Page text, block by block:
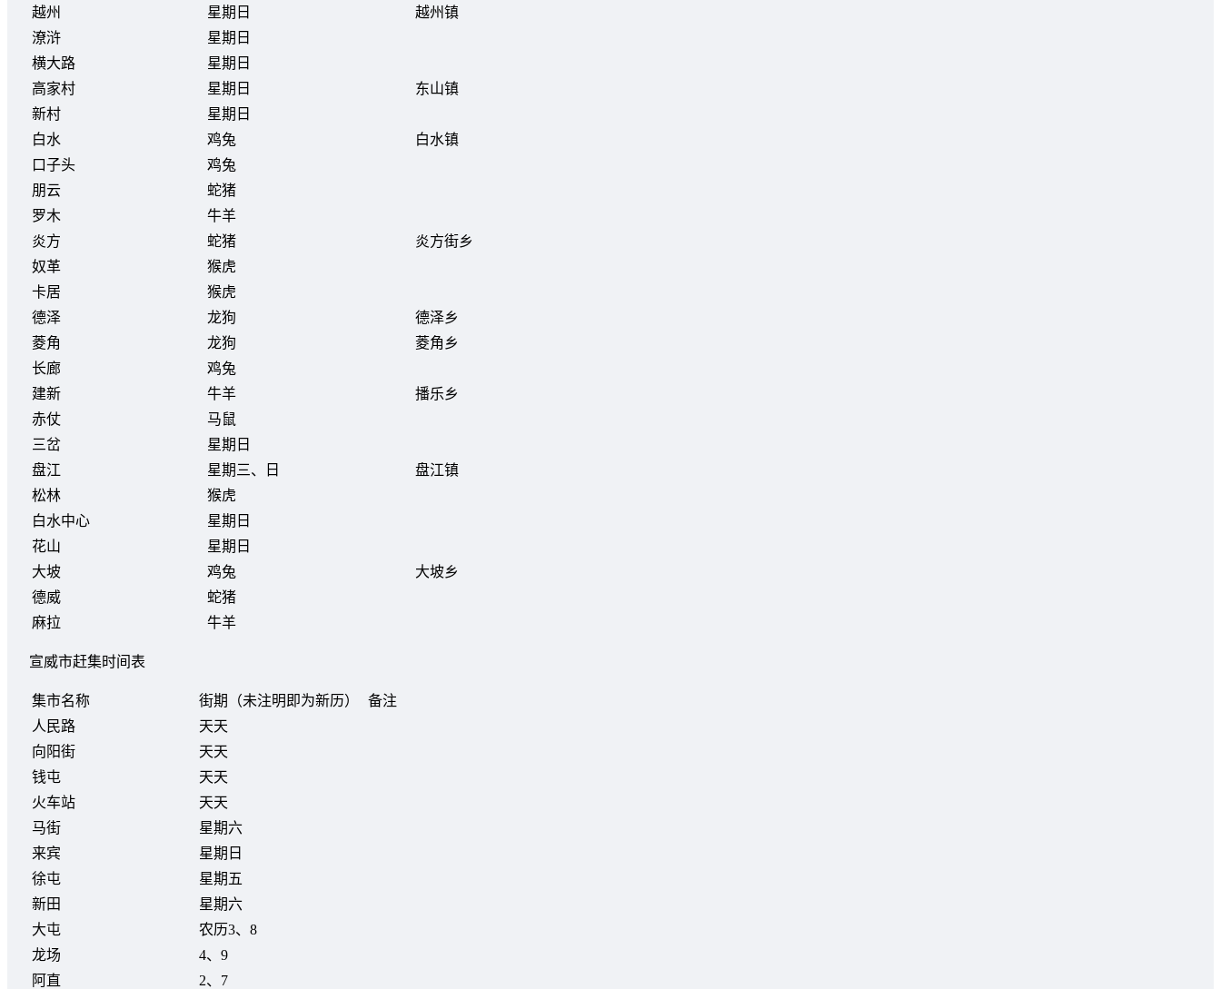
越州
星期日
越州镇
潦浒
星期日
横大路
星期日
高家村
星期日
东山镇
新村
星期日
白水
鸡兔
白水镇
口子头
鸡兔
朋云
蛇猪
罗木
牛羊
炎方
蛇猪
炎方街乡
奴革
猴虎
卡居
猴虎
德泽
龙狗
德泽乡
菱角
龙狗
菱角乡
长廊
鸡兔
建新
牛羊
播乐乡
赤仗
马鼠
三岔
星期日
盘江
星期三、日
盘江镇
松林
猴虎
白水中心
星期日
花山
星期日
大坡
鸡兔
大坡乡
德威
蛇猪
麻拉
牛羊
宣威市赶集时间表
集市名称 街期（未注明即为新历）
备注
人民路
天天
向阳街
天天
钱屯
天天
火车站
天天
马街
星期六
来宾
星期日
徐屯
星期五
新田
星期六
大屯
农历3、8
龙场
4、9
阿直
2、7